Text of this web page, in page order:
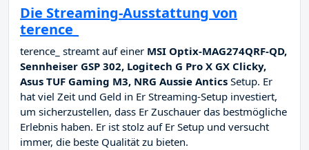
Die Streaming-Ausstattung von
terence_
terence_ streamt auf einer MSI Optix-MAG274QRF-QD,
Sennheiser GSP 302, Logitech G Pro X GX Clicky,
Asus TUF Gaming M3, NRG Aussie Antics Setup. Er
hat viel Zeit und Geld in Er Streaming-Setup investiert,
um sicherzustellen, dass Er Zuschauer das bestmögliche
Erlebnis haben. Er ist stolz auf Er Setup und versucht
immer, die beste Qualität zu bieten.